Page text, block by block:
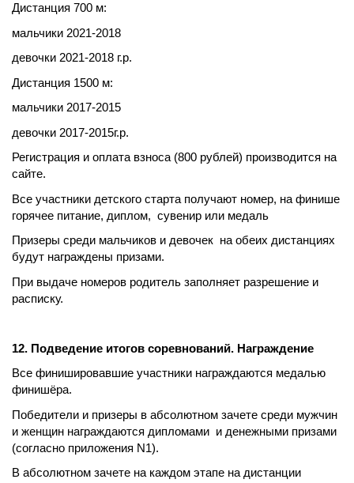
Дистанция 700 м:
мальчики 2021-2018
девочки 2021-2018 г.р.
Дистанция 1500 м:
мальчики 2017-2015
девочки 2017-2015г.р.
Регистрация и оплата взноса (800 рублей) производится на
сайте.
Все участники детского старта получают номер, на финише
горячее питание, диплом, сувенир или медаль
Призеры среди мальчиков и девочек на обеих дистанциях
будут награждены призами.
При выдаче номеров родитель заполняет разрешение и
расписку.
12. Подведение итогов соревнований. Награждение
Все финишировавшие участники награждаются медалью
финишёра.
Победители и призеры в абсолютном зачете среди мужчин
и женщин награждаются дипломами и денежными призами
(согласно приложения N1).
В абсолютном зачете на каждом этапе на дистанции